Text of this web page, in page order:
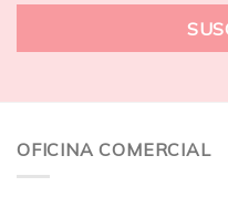
OFICINA COMERCIAL